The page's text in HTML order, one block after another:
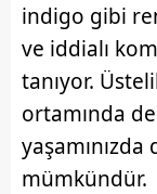
indigo gibi
ve iddialı
tanıyor.
ortamında
mümkündür.